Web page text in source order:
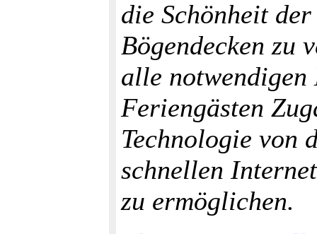
die Schönheit
Bögendecken zu
alle notwendigen
Feriengästen
Technologie von
schnellen
zu ermöglichen.